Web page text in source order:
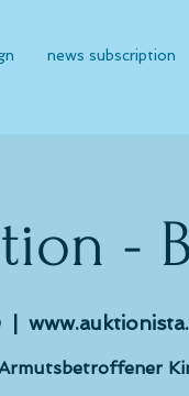
news subscription
-